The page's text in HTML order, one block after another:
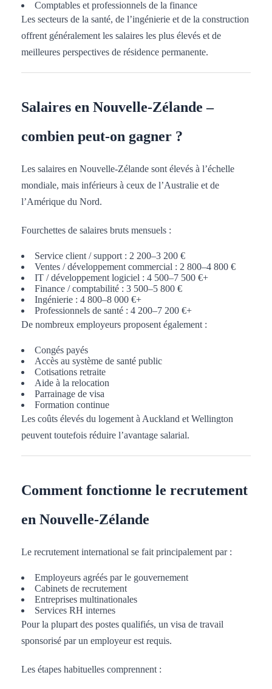
Comptables et professionnels de la finance
Les secteurs de la santé, de l’ingénierie et de la construction
offrent généralement les salaires les plus élevés et de
meilleures perspectives de résidence permanente.
Salaires en Nouvelle-Zélande –
combien peut-on gagner ?
Les salaires en Nouvelle-Zélande sont élevés à l’échelle
mondiale, mais inférieurs à ceux de l’Australie et de
l’Amérique du Nord.
Fourchettes de salaires bruts mensuels :
Service client / support : 2 200–3 200 €
Ventes / développement commercial : 2 800–4 800 €
IT / développement logiciel : 4 500–7 500 €+
Finance / comptabilité : 3 500–5 800 €
Ingénierie : 4 800–8 000 €+
Professionnels de santé : 4 200–7 200 €+
De nombreux employeurs proposent également :
Congés payés
Accès au système de santé public
Cotisations retraite
Aide à la relocation
Parrainage de visa
Formation continue
Les coûts élevés du logement à Auckland et Wellington
peuvent toutefois réduire l’avantage salarial.
Comment fonctionne le recrutement
en Nouvelle-Zélande
Le recrutement international se fait principalement par :
Employeurs agréés par le gouvernement
Cabinets de recrutement
Entreprises multinationales
Services RH internes
Pour la plupart des postes qualifiés, un visa de travail
sponsorisé par un employeur est requis.
Les étapes habituelles comprennent :